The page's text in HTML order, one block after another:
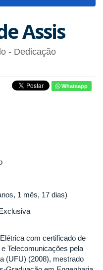
Assis
- Dedicação
Whatsapp
1 mês, 17 dias)
com certificado de
Telecomunicações pela
(UFU) (2008), mestrado